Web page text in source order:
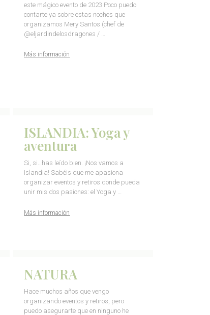
este mágico evento de 2023 Poco puedo
contarte ya sobre estas noches que
organizamos Mery Santos (chef de
@eljardindelosdragones / …
Más información
ISLANDIA: Yoga y
aventura
Si, si…has leído bien. ¡Nos vamos a
Islandia! Sabéis que me apasiona
organizar eventos y retiros donde pueda
unir mis dos pasiones: el Yoga y …
Más información
NATURA
Hace muchos años que vengo
organizando eventos y retiros, pero
puedo asegurarte que en ninguno he